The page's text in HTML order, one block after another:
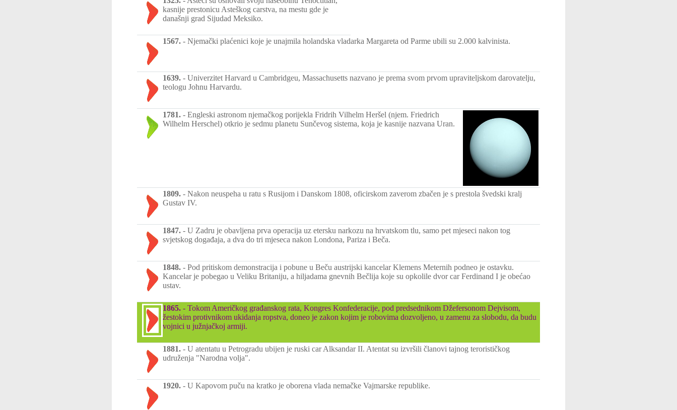
kasnije prestonicu Asteškog carstva, na mestu gde je
današnji grad Sijudad Meksiko.
1567. - Njemački plaćenici koje je unajmila holandska vladarka Margareta od Parme ubili su 2.000 kalvinista.
1639. - Univerzitet Harvard u Cambridgeu, Massachusetts nazvano je prema svom prvom upraviteljskom darovatelju,
teologu Johnu Harvardu.
1781. - Engleski astronom njemačkog porijekla Fridrih Vilhelm Heršel (njem. Friedrich
Wilhelm Herschel) otkrio je sedmu planetu Sunčevog sistema, koja je kasnije nazvana Uran.
1809. - Nakon neuspeha u ratu s Rusijom i Danskom 1808, oficirskom zaverom zbačen je s prestola švedski kralj
Gustav IV.
1847. - U Zadru je obavljena prva operacija uz etersku narkozu na hrvatskom tlu, samo pet mjeseci nakon tog
svjetskog događaja, a dva do tri mjeseca nakon Londona, Pariza i Beča.
1848. - Pod pritiskom demonstracija i pobune u Beču austrijski kancelar Klemens Meternih podneo je ostavku.
Kancelar je pobegao u Veliku Britaniju, a hiljadama gnevnih Bečlija koje su opkolile dvor car Ferdinand I je obećao
ustav.
1865. - Tokom Američkog građanskog rata, Kongres Konfederacije, pod predsednikom Džefersonom Dejvisom,
žestokim protivnikom ukidanja ropstva, doneo je zakon kojim je robovima dozvoljeno, u zamenu za slobodu, da budu
vojnici u južnjačkoj armiji.
1881. - U atentatu u Petrogradu ubijen je ruski car Alksandar II. Atentat su izvršili članovi tajnog terorističkog
udruženja "Narodna volja".
1920. - U Kapovom puču na kratko je oborena vlada nemačke Vajmarske republike.